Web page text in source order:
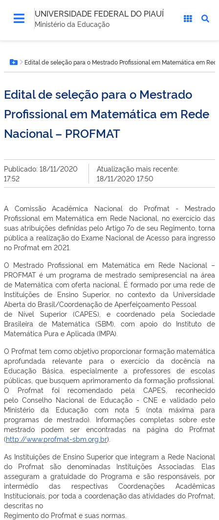
UNIVERSIDADE FEDERAL DO PIAUÍ
Ministério da Educação
está
aqui:Botão Menu
Edital de seleção para o Mestrado Profissional em Matemática em
Edital de seleção para o Mestrado
Profissional em Matemática em Rede
Nacional – PROFMAT
Publicado: 18/11/2020
17:52
Atualização mais recente:
18/11/2020 17:50
A Comissão Acadêmica Nacional do Profmat - Mestrado
Profissional em Matemática em Rede Nacional, no exercício das
suas atribuições definidas pelo Artigo 7o de seu Regimento, torna
pública a realização do Exame Nacional de Acesso para ingresso
no Profmat em 2021.
O Mestrado Profissional em Matemática em Rede Nacional –
PROFMAT é um programa de mestrado semipresencial na área
de Matemática com oferta nacional. É formado por uma rede de
Instituições de Ensino Superior, no contexto da Universidade
Aberta do Brasil/Coordenação de Aperfeiçoamento Pessoal
de Nível Superior (CAPES), e coordenado pela Sociedade
Brasileira de Matemática (SBM), com apoio do Instituto de
Matemática Pura e Aplicada (IMPA).
O Profmat tem como objetivo proporcionar formação matemática
aprofundada relevante para o exercício da docência na
Educação Básica, especialmente a professores de escolas
públicas, que busquem aprimoramento da formação profissional.
O Profmat foi recomendado pela CAPES, reconhecido
pelo Conselho Nacional de Educação - CNE e validado pelo
Ministério da Educação com nota 5 (nota máxima para
programas de mestrado). Informações completas sobre este
mestrado podem ser encontradas na página do Profmat
(http://www.profmat-sbm.org.br).
As Instituições de Ensino Superior que integram a Rede Nacional
do Profmat são denominadas Instituições Associadas. Elas
asseguram a gratuidade do Programa e são responsáveis, por
intermédio das respectivas Coordenações Acadêmicas
Institucionais, por toda a coordenação das atividades do Profmat,
descritas no
Regimento do Profmat e suas normas.